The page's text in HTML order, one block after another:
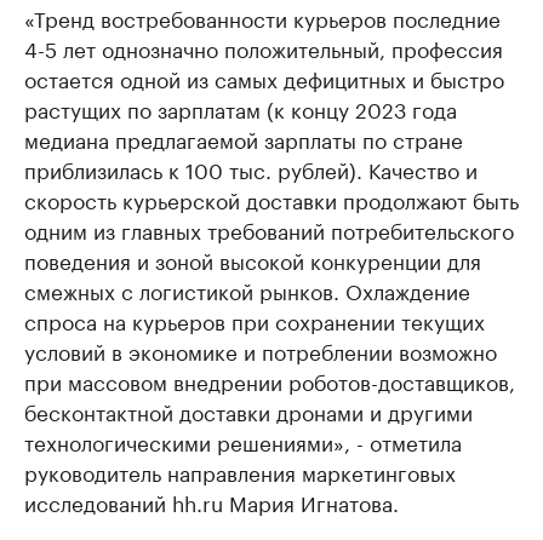
«Тренд востребованности курьеров последние
4-5 лет однозначно положительный, профессия
остается одной из самых дефицитных и быстро
растущих по зарплатам (к концу 2023 года
медиана предлагаемой зарплаты по стране
приблизилась к 100 тыс. рублей). Качество и
скорость курьерской доставки продолжают быть
одним из главных требований потребительского
поведения и зоной высокой конкуренции для
смежных с логистикой рынков. Охлаждение
спроса на курьеров при сохранении текущих
условий в экономике и потреблении возможно
при массовом внедрении роботов-доставщиков,
бесконтактной доставки дронами и другими
технологическими решениями», - отметила
руководитель направления маркетинговых
исследований hh.ru Мария Игнатова.